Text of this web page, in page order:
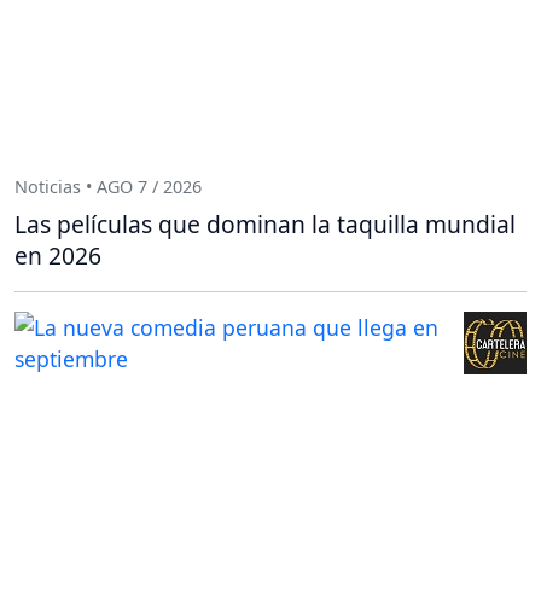
Noticias • AGO 7 / 2026
Las películas que dominan la taquilla mundial
en 2026